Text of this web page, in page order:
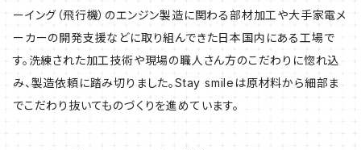
ーイング（飛行機）のエンジン製造に関わる部材加工や大手家電メ
ーカーの開発支援などに取り組んできた日本国内にある工場で
す。洗練された加工技術や現場の職人さん方のこだわりに惚れ込
み、製造依頼に踏み切りました。Stay smileは原材料から細部ま
でこだわり抜いてものづくりを進めています。